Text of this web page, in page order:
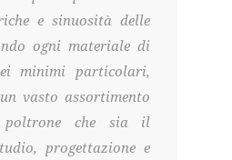
e sinuosità delle
ogni materiale di
minimi particolari,
vasto assortimento
che sia il
progettazione e